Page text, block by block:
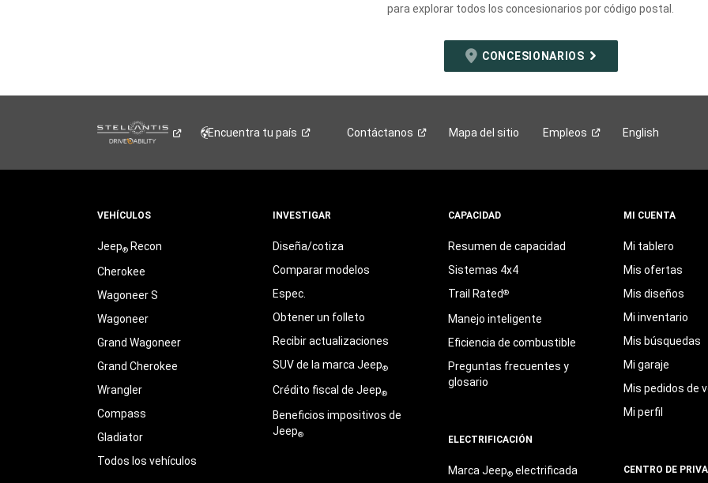
para explorar todos los concesionarios por código postal.
CONCESIONARIOS
Encuentra tu país Contáctanos Mapa del sitio Empleos English
VEHÍCULOS
Jeep®Recon
Cherokee
Wagoneer S
Wagoneer
Grand Wagoneer
Grand Cherokee
Wrangler
Compass
Gladiator
Todos los vehículos
INVESTIGAR
Diseña/cotiza
Comparar modelos
Espec.
Obtener un folleto
Recibir actualizaciones
SUV de la marca Jeep®
Crédito fiscal de Jeep®
Beneficios impositivos de
Jeep®
CAPACIDAD
Resumen de capacidad
Sistemas 4x4
Trail Rated®
Manejo inteligente
Eficiencia de combustible
Preguntas frecuentes y
glosario
ELECTRIFICACIÓN
Marca Jeep®electrificada
MI CUENTA
Mi tablero
Mis ofertas
Mis diseños
Mi inventario
Mis búsquedas
Mi garaje
Mis pedidos de
Mi perfil
CENTRO DE